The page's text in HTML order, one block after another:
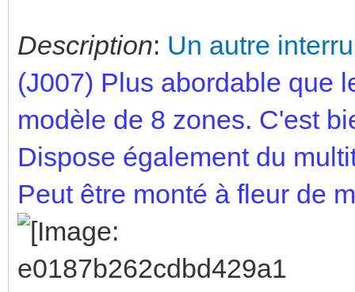
Description: Un autre
(J007) Plus abordable que
modèle de 8 zones. C'est
Dispose également du
Peut être monté à fleur de